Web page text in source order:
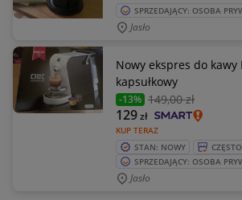
SPRZEDAJĄCY: OSOBA
Jasło
Nowy ekspres do
kapsułkowy
-13% 149,00 zł
KUP TERAZ
129zł
STAN: NOWY
SPRZEDAJĄCY: OSOBA
Jasło